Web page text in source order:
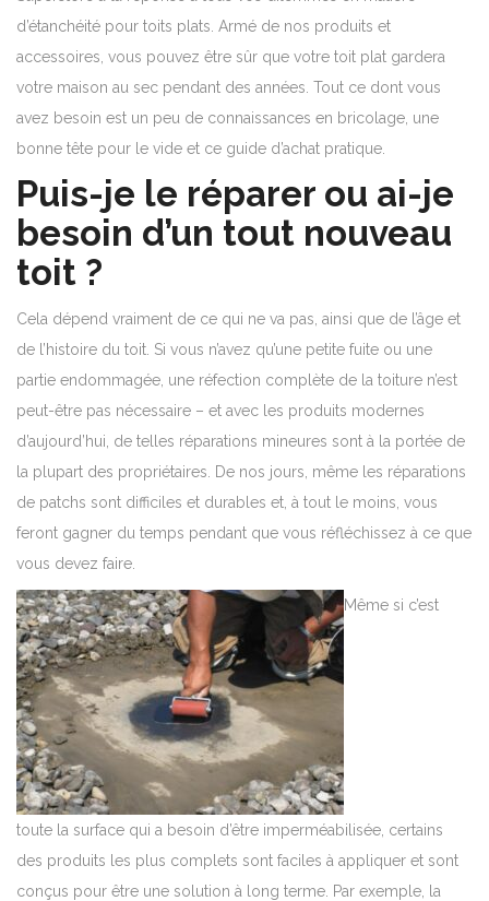
d’étanchéité pour toits plats. Armé de nos produits et
accessoires, vous pouvez être sûr que votre toit plat gardera
votre maison au sec pendant des années. Tout ce dont vous
avez besoin est un peu de connaissances en bricolage, une
bonne tête pour le vide et ce guide d’achat pratique.
Puis-je le réparer ou ai-je
besoin d’un tout nouveau
toit ?
Cela dépend vraiment de ce qui ne va pas, ainsi que de l’âge et
de l’histoire du toit. Si vous n’avez qu’une petite fuite ou une
partie endommagée, une réfection complète de la toiture n’est
peut-être pas nécessaire – et avec les produits modernes
d’aujourd’hui, de telles réparations mineures sont à la portée de
la plupart des propriétaires. De nos jours, même les réparations
de patchs sont difficiles et durables et, à tout le moins, vous
feront gagner du temps pendant que vous réfléchissez à ce que
vous devez faire.
Même si c’est
toute la surface qui a besoin d’être imperméabilisée, certains
des produits les plus complets sont faciles à appliquer et sont
conçus pour être une solution à long terme. Par exemple, la